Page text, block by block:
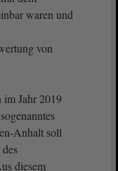
waren und
von
im Jahr 2019
Anhalt soll
diesem